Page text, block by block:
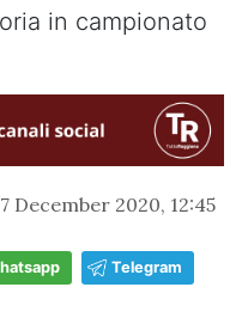
in campionato
December 2020, 12:45
Telegram